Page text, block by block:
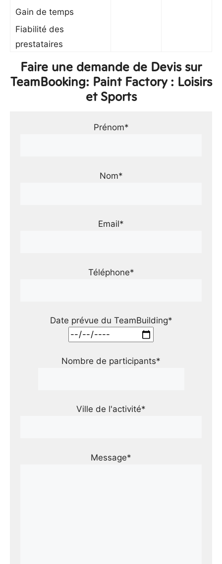
Gain de temps
Fiabilité des
prestataires
Faire une demande de Devis sur
TeamBooking: Paint Factory : Loisirs
et Sports
Prénom*
Nom*
Email*
Téléphone*
Date prévue du TeamBuilding*
Nombre de participants*
Ville de l'activité*
Message*